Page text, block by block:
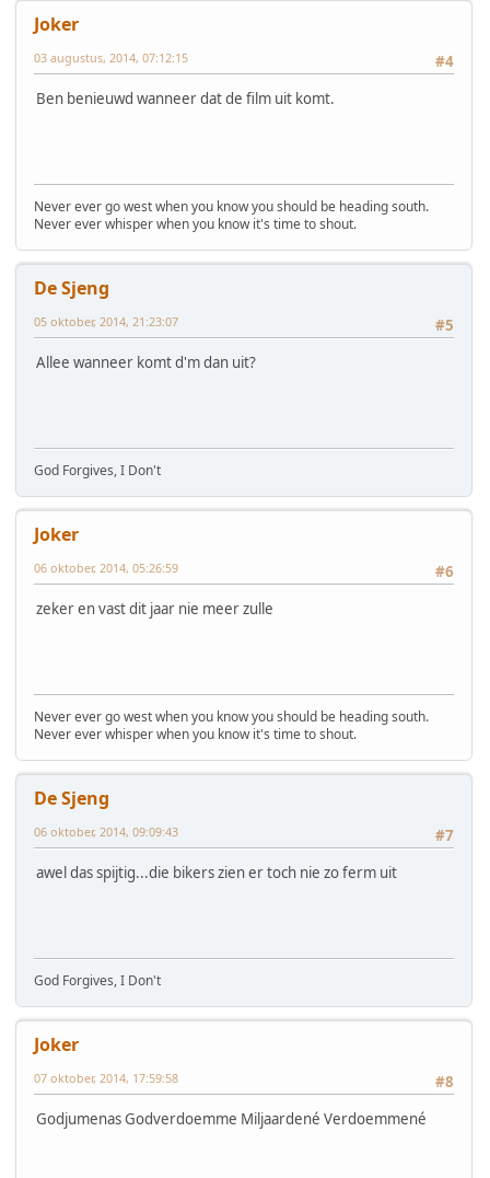
Joker
#4
03 augustus, 2014, 07:12:15
Ben benieuwd wanneer dat de film uit komt.
Never ever go west when you know you should be heading south.
Never ever whisper when you know it's time to shout.
De Sjeng
#5
05 oktober, 2014, 21:23:07
Allee wanneer komt d'm dan uit?
God Forgives, I Don't
Joker
#6
06 oktober, 2014, 05:26:59
zeker en vast dit jaar nie meer zulle
Never ever go west when you know you should be heading south.
Never ever whisper when you know it's time to shout.
De Sjeng
#7
06 oktober, 2014, 09:09:43
awel das spijtig...die bikers zien er toch nie zo ferm uit
God Forgives, I Don't
Joker
#8
07 oktober, 2014, 17:59:58
Godjumenas Godverdoemme Miljaardené Verdoemmené